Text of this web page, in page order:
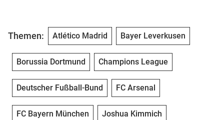
Themen: Atlético Madrid Bayer Leverkusen
Borussia Dortmund Champions League
Deutscher Fußball-Bund FC Arsenal
FC Bayern München Joshua Kimmich